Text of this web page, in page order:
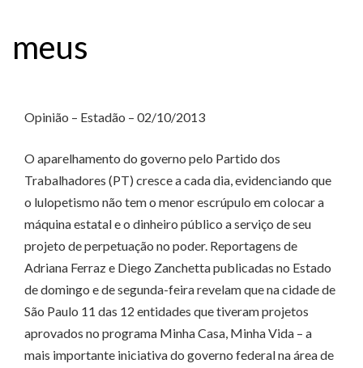
meus
Opinião – Estadão – 02/10/2013
O aparelhamento do governo pelo Partido dos
Trabalhadores (PT) cresce a cada dia, evidenciando que
o lulopetismo não tem o menor escrúpulo em colocar a
máquina estatal e o dinheiro público a serviço de seu
projeto de perpetuação no poder. Reportagens de
Adriana Ferraz e Diego Zanchetta publicadas no Estado
de domingo e de segunda-feira revelam que na cidade de
São Paulo 11 das 12 entidades que tiveram projetos
aprovados no programa Minha Casa, Minha Vida – a
mais importante iniciativa do governo federal na área de